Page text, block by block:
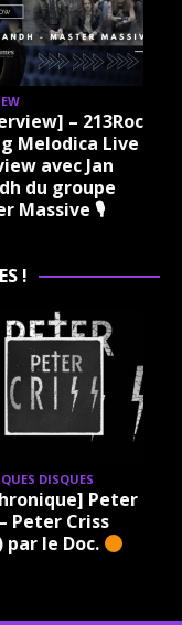
🎙 [Interview] –
Harrag
interview avec
Philippe
l’Argilière de
!
DISQUES
– Your Next
(2026) par le Doc.